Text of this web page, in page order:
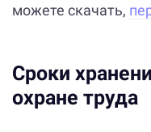
можете скачать,
Сроки
охране труда